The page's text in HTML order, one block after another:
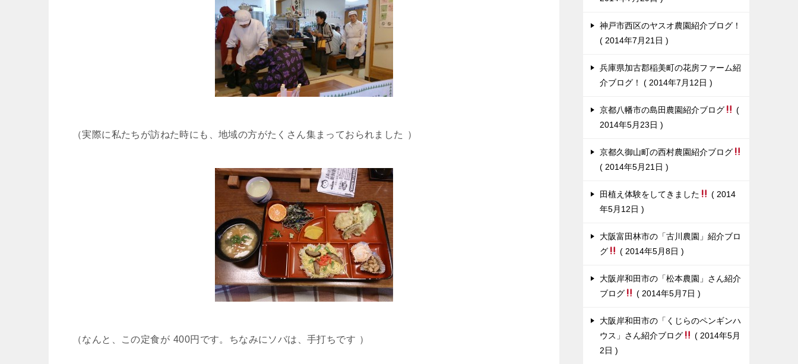
（実際に私たちが訪ねた時にも、地域の方がたくさん集まっておられました ）
（なんと、この定食が 400円です。ちなみにソバは、手打ちです ）
神戸市西区のヤスオ農園紹介ブログ！
2014年7月21日
兵庫県加古郡稲美町の花房ファーム紹
介ブログ！
2014年7月12日
京都八幡市の島田農園紹介ブログ
2014年5月23日
京都久御山町の西村農園紹介ブログ
2014年5月21日
田植え体験をしてきました
2014
年5月12日
大阪富田林市の「古川農園」紹介ブロ
グ
2014年5月8日
大阪岸和田市の「松本農園」さん紹介
ブログ
2014年5月7日
大阪岸和田市の「くじらのペンギンハ
ウス」さん紹介ブログ
2014年5月
2日